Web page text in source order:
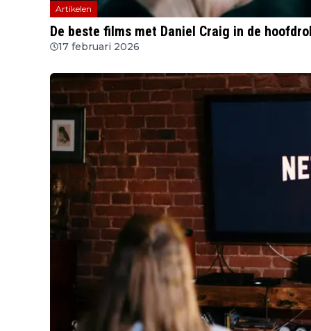
Artikelen
De beste films met Daniel Craig in de
17 februari 2026